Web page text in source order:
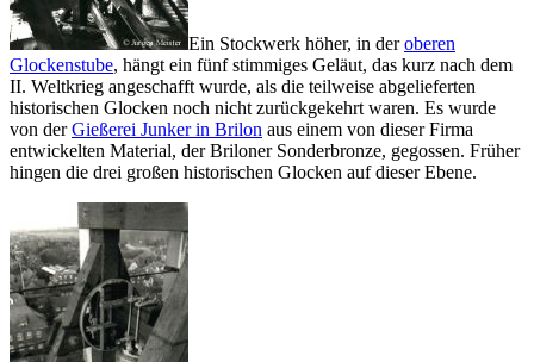
Ein Stockwerk höher, in deroberen
Glockenstube, hängt ein fünf stimmiges Geläut, das kurz nach dem
II. Weltkrieg angeschafft wurde, als die teilweise abgelieferten
historischen Glocken noch nicht zurückgekehrt waren. Es wurde
von derGießerei Junker in Brilon aus einem von dieser Firma
entwickelten Material, der Briloner Sonderbronze, gegossen. Früher
hingen die drei großen historischen Glocken auf dieser Ebene.